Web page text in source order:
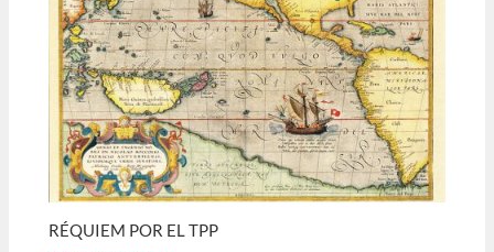
RÉQUIEM POR EL TPP